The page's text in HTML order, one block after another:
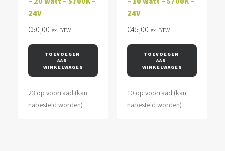
24V
€50,00 ex. BTW
TOEVOEGEN
AAN
WINKELWAGEN
23 op voorraad (kan
nabesteld worden)
24V
€45,00 ex. BTW
TOEVOEGEN
AAN
WINKELWAGEN
10 op voorraad (kan
nabesteld worden)